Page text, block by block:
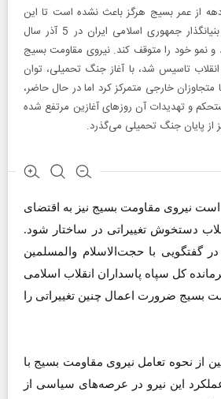
شدن نزدیک به 3 دهه از عمر بسیج هرگز باعث نشده است تا این
نهاد مردمی که به دستور بنیانگذار جمهوری اسلامی ایران در 5 آذر سال
رشد و نمو خود را متوقف کند. نیروی مقاومت بسیج
تاسیس شد، با آغاز جنگ تحمیلی، توان
متجاوزان خارجی متمرکز کرد اما در حال حاضر،
و تهدیدات آن روزهای آغازین مرتفع شده
نیروی مقاومت بسیج نیز به اقتضای
دستخوش تغییراتی در ساختار شود.
گفتگویی با حجت‌الاسلام والمسلمین
کل سپاه پاسداران انقلاب اسلامی
بسیج ضرورت اعمال چنین تغییراتی را
از نحوه تعامل نیروی مقاومت بسیج با
این نیرو در عرصه‌های سیاسی از